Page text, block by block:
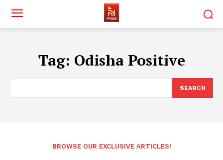
Tag: Odisha Positive
SEARCH
BROWSE OUR EXCLUSIVE ARTICLES!